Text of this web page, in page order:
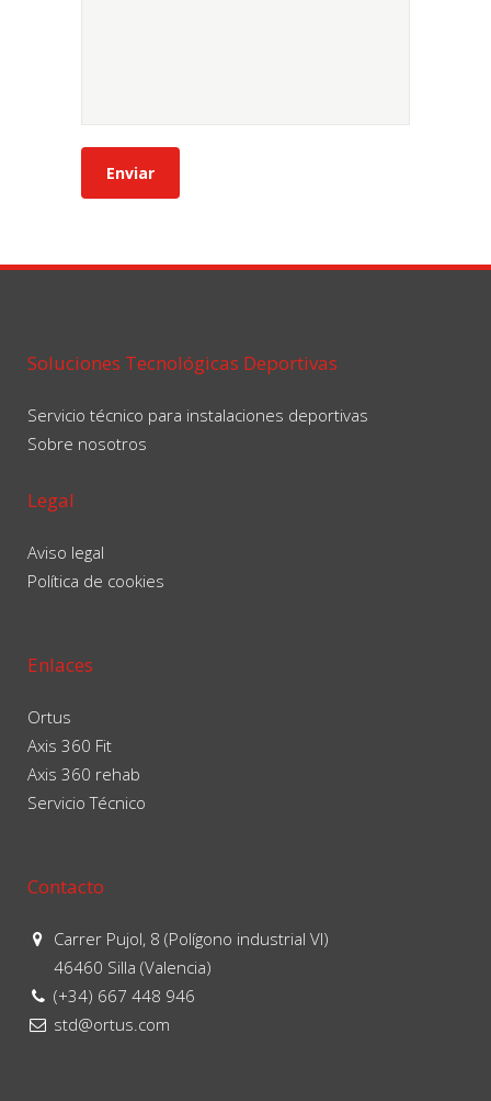
Soluciones Tecnológicas Deportivas
Servicio técnico para instalaciones deportivas
Sobre nosotros
Legal
Aviso legal
Política de cookies
Enlaces
Ortus
Axis 360 Fit
Axis 360 rehab
Servicio Técnico
Contacto
Carrer Pujol, 8 (Polígono industrial VI)
46460 Silla (Valencia)
(+34) 667 448 946
std@ortus.com